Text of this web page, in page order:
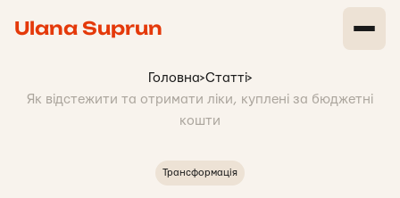
Ulana Suprun
Головна>Статті>
Як відстежити та отримати ліки, куплені за бюджетні
кошти
Трансформація